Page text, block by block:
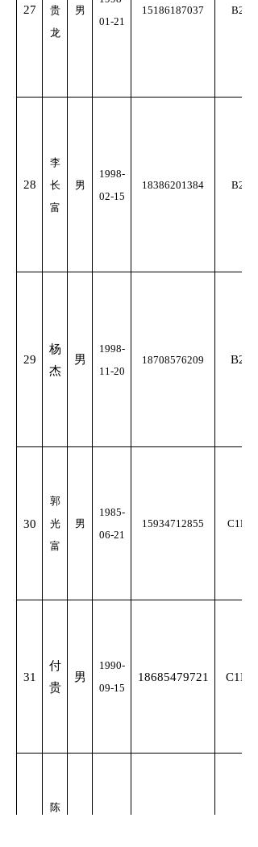
27
贵
龙
男
01-21
15186187037 B2
28
李
长
富
男
1998-
02-15
18386201384 B2
29
杨
杰
男
1998-
11-20
18708576209 B2
30
郭
光
富
男
1985-
06-21
15934712855 C1D
31
付
贵
男
1990-
09-15
18685479721 C1D
陈